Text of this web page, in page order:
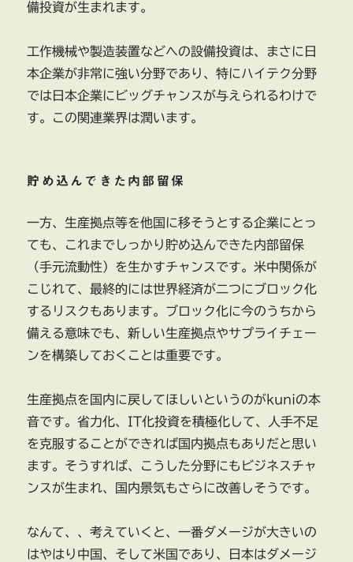
備投資が生まれます。
工作機械や製造装置などへの設備投資は、まさに日
本企業が非常に強い分野であり、特にハイテク分野
では日本企業にビッグチャンスが与えられるわけで
す。この関連業界は潤います。
貯め込んできた内部留保
一方、生産拠点等を他国に移そうとする企業にとっ
ても、これまでしっかり貯め込んできた内部留保
（手元流動性）を生かすチャンスです。米中関係が
こじれて、最終的には世界経済が二つにブロック化
するリスクもあります。ブロック化に今のうちから
備える意味でも、新しい生産拠点やサプライチェー
ンを構築しておくことは重要です。
生産拠点を国内に戻してほしいというのがkuniの本
音です。省力化、IT化投資を積極化して、人手不足
を克服することができれば国内拠点もありだと思い
ます。そうすれば、こうした分野にもビジネスチャ
ンスが生まれ、国内景気もさらに改善しそうです。
なんて、、考えていくと、一番ダメージが大きいの
はやはり中国、そして米国であり、日本はダメージ